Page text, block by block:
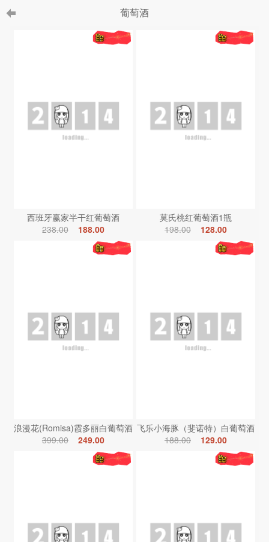
葡萄酒
西班牙赢家半干红葡萄酒
238.00
188.00
莫氏桃红葡萄酒1瓶
198.00
128.00
浪漫花(Romisa)霞多丽白葡萄酒
399.00
249.00
飞乐小海豚（斐诺特）白葡萄酒
188.00
129.00